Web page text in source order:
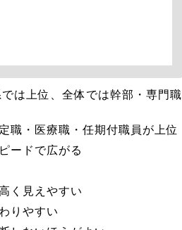
は上位、全体では幹部・専門職
職・医療職・任期付職員が上位
ードで広がる
く見えやすい
りやすい